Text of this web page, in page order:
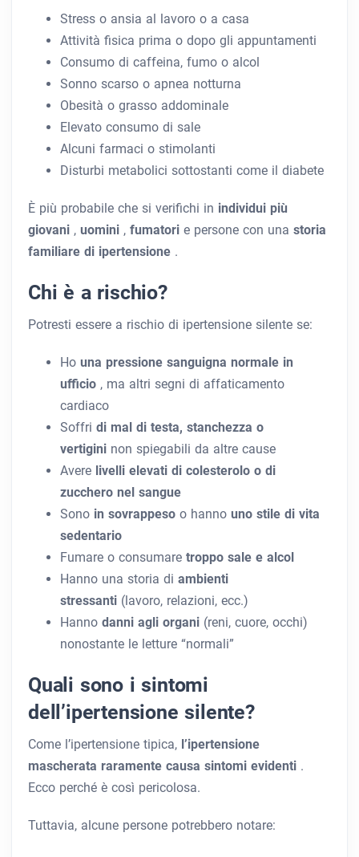
Stress o ansia al lavoro o a casa
Attività fisica prima o dopo gli appuntamenti
Consumo di caffeina, fumo o alcol
Sonno scarso o apnea notturna
Obesità o grasso addominale
Elevato consumo di sale
Alcuni farmaci o stimolanti
Disturbi metabolici sottostanti come il diabete
È più probabile che si verifichi in individui più
giovani , uomini , fumatori e persone con una storia
familiare di ipertensione .
Chi è a rischio?
Potresti essere a rischio di ipertensione silente se:
Ho una pressione sanguigna normale in
ufficio , ma altri segni di affaticamento
cardiaco
Soffri di mal di testa, stanchezza o
vertigini non spiegabili da altre cause
Avere livelli elevati di colesterolo o di
zucchero nel sangue
Sono in sovrappeso o hanno uno stile di vita
sedentario
Fumare o consumare troppo sale e alcol
Hanno una storia di ambienti
stressanti (lavoro, relazioni, ecc.)
Hanno danni agli organi (reni, cuore, occhi)
nonostante le letture “normali”
Quali sono i sintomi
dell’ipertensione silente?
Come l’ipertensione tipica, l’ipertensione
mascherata raramente causa sintomi evidenti .
Ecco perché è così pericolosa.
Tuttavia, alcune persone potrebbero notare: